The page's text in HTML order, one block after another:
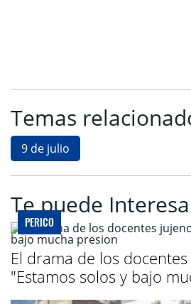
Temas
9 de julio
Te puede
PERICO
El drama de los
"Estamos solos y bajo